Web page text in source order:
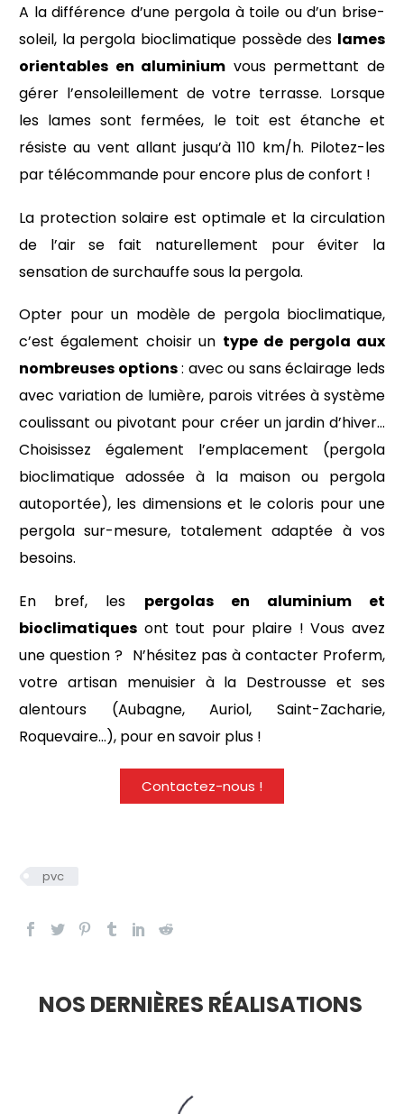
A la différence d’une pergola à toile ou d’un brise-
soleil, la pergola bioclimatique possède des lames
orientables en aluminium vous permettant de
gérer l’ensoleillement de votre terrasse. Lorsque
les lames sont fermées, le toit est étanche et
résiste au vent allant jusqu’à 110 km/h. Pilotez-les
par télécommande pour encore plus de confort !
La protection solaire est optimale et la circulation
de l’air se fait naturellement pour éviter la
sensation de surchauffe sous la pergola.
Opter pour un modèle de pergola bioclimatique,
c’est également choisir un type de pergola aux
nombreuses options: avec ou sans éclairage leds
avec variation de lumière, parois vitrées à système
coulissant ou pivotant pour créer un jardin d’hiver…
Choisissez également l’emplacement (pergola
bioclimatique adossée à la maison ou pergola
autoportée), les dimensions et le coloris pour une
pergola sur-mesure, totalement adaptée à vos
besoins.
En bref, les pergolas en aluminium et
bioclimatiques ont tout pour plaire ! Vous avez
une question ? N’hésitez pas à contacter Proferm,
votre artisan menuisier à la Destrousse et ses
alentours (Aubagne, Auriol, Saint-Zacharie,
Roquevaire…), pour en savoir plus !
Contactez-nous !
pvc
NOS DERNIÈRES RÉALISATIONS